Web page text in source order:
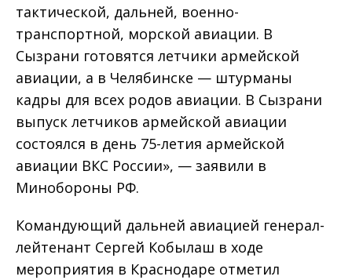
тактической, дальней, военно-
транспортной, морской авиации. В
Сызрани готовятся летчики армейской
авиации, а в Челябинске — штурманы
кадры для всех родов авиации. В Сызрани
выпуск летчиков армейской авиации
состоялся в день 75-летия армейской
авиации ВКС России», — заявили в
Минобороны РФ.
Командующий дальней авиацией генерал-
лейтенант Сергей Кобылаш в ходе
мероприятия в Краснодаре отметил